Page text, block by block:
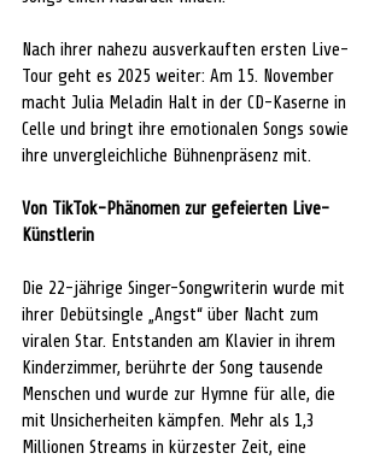
Nach ihrer nahezu ausverkauften ersten Live-
Tour geht es 2025 weiter: Am 15. November
macht Julia Meladin Halt in der CD-Kaserne in
Celle und bringt ihre emotionalen Songs sowie
ihre unvergleichliche Bühnenpräsenz mit.
Von TikTok-Phänomen zur gefeierten Live-
Künstlerin
Die 22-jährige Singer-Songwriterin wurde mit
ihrer Debütsingle „Angst“ über Nacht zum
viralen Star. Entstanden am Klavier in ihrem
Kinderzimmer, berührte der Song tausende
Menschen und wurde zur Hymne für alle, die
mit Unsicherheiten kämpfen. Mehr als 1,3
Millionen Streams in kürzester Zeit, eine